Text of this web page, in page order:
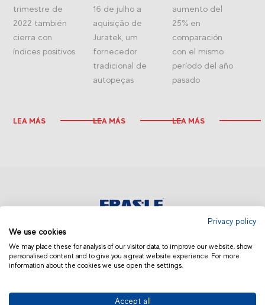
trimestre de
2022 también
cierra con
índices positivos
LEA MÁS
16 de julho a
aquisição de
Juratek, um
fornecedor
tradicional de
autopeças
LEA MÁS
aumento del
25% en
comparación
con el mismo
período del año
pasado
LEA MÁS
MEXICO
Privacy policy
We use cookies
We may place these for analysis of our visitor data, to improve our website, show
personalised content and to give you a great website experience. For more
information about the cookies we use open the settings.
Accept all